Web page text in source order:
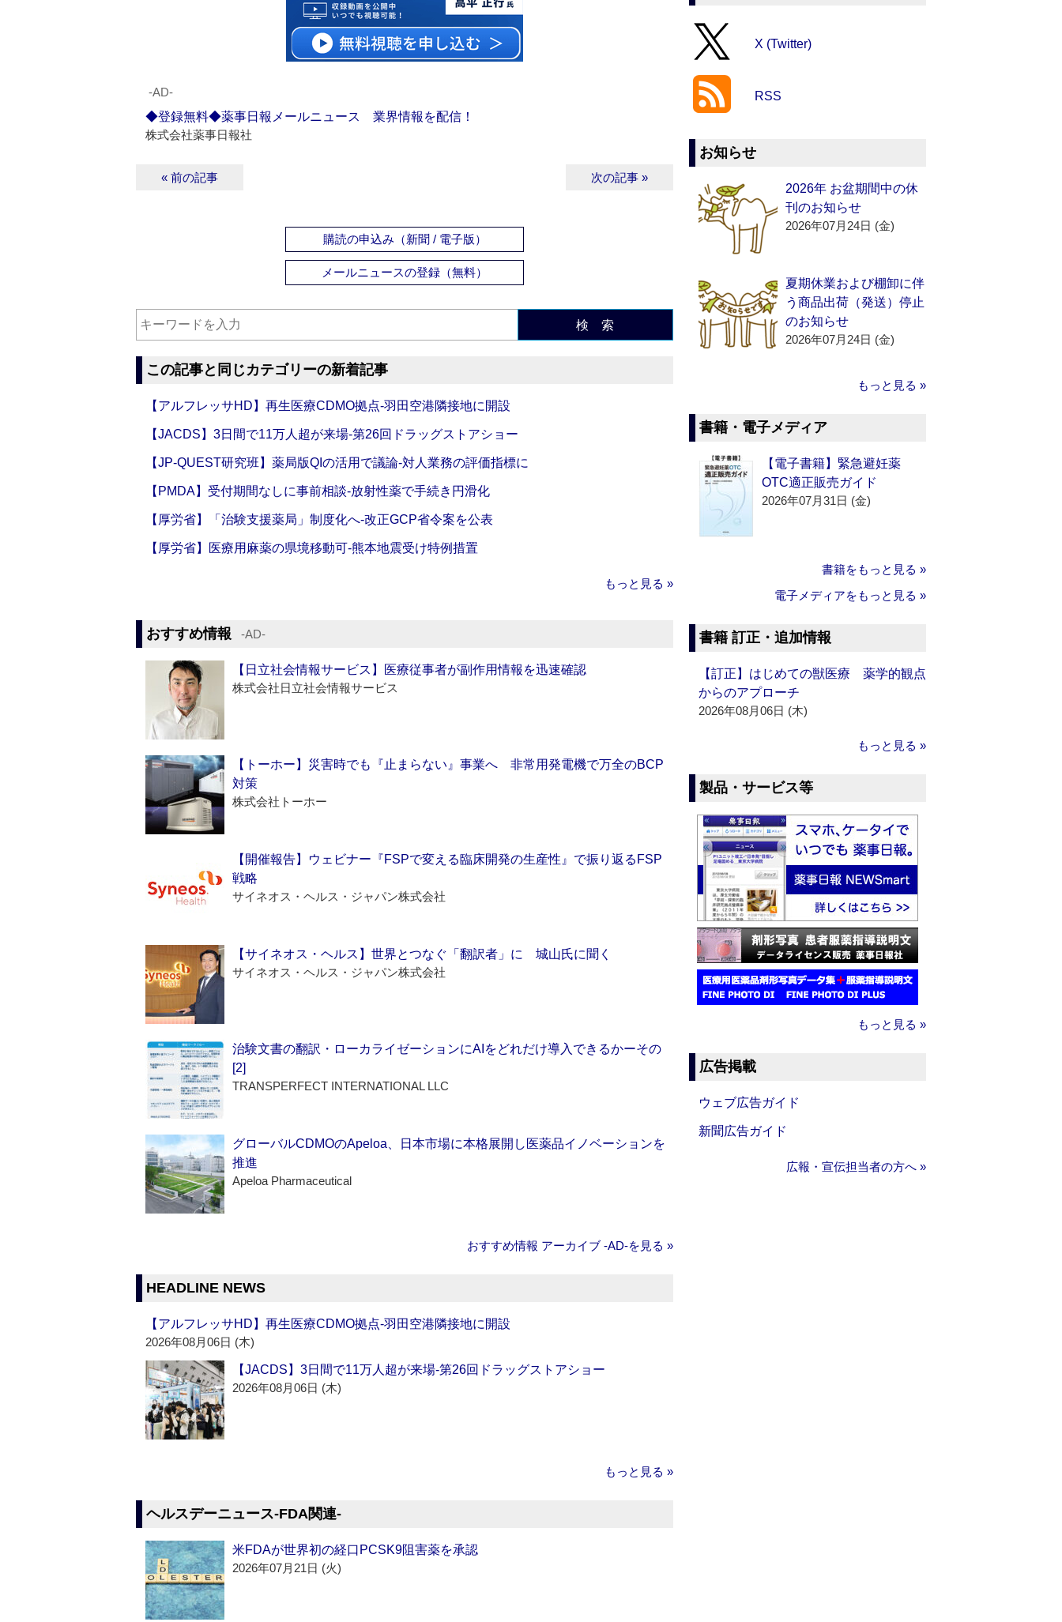
‐AD‐
◆登録無料◆薬事日報メールニュース 業界情報を配信！
株式会社薬事日報社
« 前の記事 次の記事 »
購読の申込み（新聞 / 電子版）
メールニュースの登録（無料）
検 索
この記事と同じカテゴリーの新着記事
【アルフレッサHD】再生医療CDMO拠点‐羽田空港隣接地に開設
【JACDS】3日間で11万人超が来場‐第26回ドラッグストアショー
【JP-QUEST研究班】薬局版QIの活用で議論‐対人業務の評価指標に
【PMDA】受付期間なしに事前相談‐放射性薬で手続き円滑化
【厚労省】「治験支援薬局」制度化へ‐改正GCP省令案を公表
【厚労省】医療用麻薬の県境移動可‐熊本地震受け特例措置
もっと見る »
おすすめ情報 ‐AD‐
【日立社会情報サービス】医療従事者が副作用情報を迅速確認
株式会社日立社会情報サービス
【トーホー】災害時でも『止まらない』事業へ 非常用発電機で万全のBCP
対策
株式会社トーホー
【開催報告】ウェビナー『FSPで変える臨床開発の生産性』で振り返るFSP
戦略
サイネオス・ヘルス・ジャパン株式会社
【サイネオス・ヘルス】世界とつなぐ「翻訳者」に 城山氏に聞く
サイネオス・ヘルス・ジャパン株式会社
治験文書の翻訳・ローカライゼーションにAIをどれだけ導入できるかーその
[2]
TRANSPERFECT INTERNATIONAL LLC
グローバルCDMOのApeloa、日本市場に本格展開し医薬品イノベーションを
推進
Apeloa Pharmaceutical
おすすめ情報 アーカイブ ‐AD‐を見る »
HEADLINE NEWS
【アルフレッサHD】再生医療CDMO拠点‐羽田空港隣接地に開設
2026年08月06日 (木)
【JACDS】3日間で11万人超が来場‐第26回ドラッグストアショー
2026年08月06日 (木)
もっと見る »
ヘルスデーニュース‐FDA関連‐
米FDAが世界初の経口PCSK9阻害薬を承認
2026年07月21日 (火)
X (Twitter)
RSS
お知らせ
2026年 お盆期間中の休
刊のお知らせ
2026年07月24日 (金)
夏期休業および棚卸に伴
う商品出荷（発送）停止
のお知らせ
2026年07月24日 (金)
もっと見る »
書籍・電子メディア
【電子書籍】緊急避妊薬
OTC適正販売ガイド
2026年07月31日 (金)
書籍をもっと見る »
電子メディアをもっと見る »
書籍 訂正・追加情報
【訂正】はじめての獣医療 薬学的観点
からのアプローチ
2026年08月06日 (木)
もっと見る »
製品・サービス等
もっと見る »
広告掲載
ウェブ広告ガイド
新聞広告ガイド
広報・宣伝担当者の方へ »